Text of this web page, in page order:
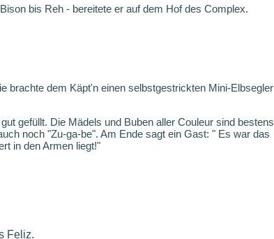
bis Reh - bereitete er auf dem Hof des Complex.
brachte dem Käpt'n einen selbstgestrickten Mini-Elbsegler
gefüllt. Die Mädels und Buben aller Couleur sind bestens
noch "Zu-ga-be". Am Ende sagt ein Gast: " Es war das
in den Armen liegt!"
Feliz.